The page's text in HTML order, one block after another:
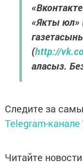
«Якты юл»
(http://
аласыз.
Следите за
Telegram-канале
Читайте